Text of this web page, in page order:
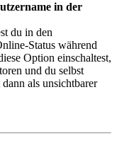
in der
du in den
Status während
Option einschaltest,
und du selbst
als unsichtbarer